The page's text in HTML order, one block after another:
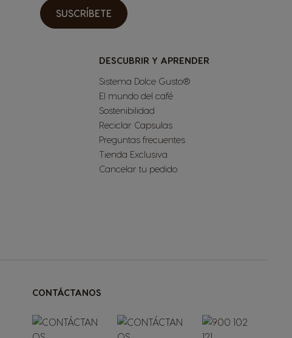
SUSCRÍBETE
DESCUBRIR Y APRENDER
Sistema Dolce Gusto®
El mundo del café
Sostenibilidad
Reciclar Capsulas
Preguntas frecuentes
Tienda Exclusiva
Cancelar tu pedido
CONTÁCTANOS